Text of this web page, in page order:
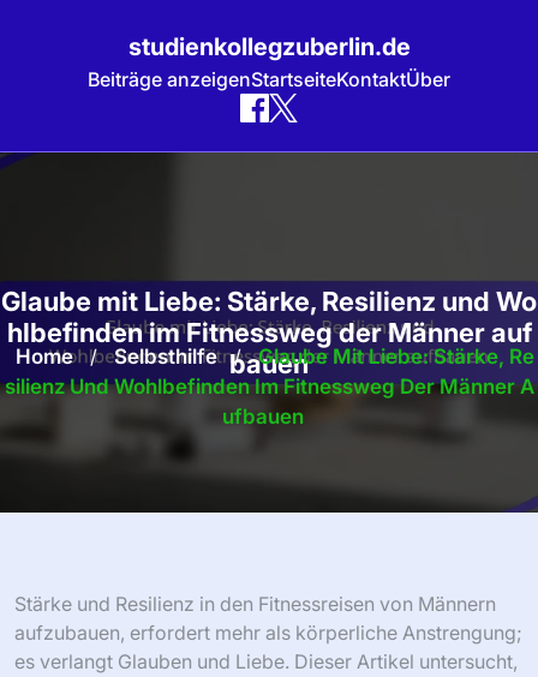
studienkollegzuberlin.de
Beiträge anzeigenStartseiteKontaktÜber
Skip
Glaube mit Liebe: Stärke, Resilienz und Wo
hlbefinden im Fitnessweg der Männer auf
bauen
Home / Selbsthilfe / Glaube Mit Liebe: Stärke, Re
Silienz Und Wohlbefinden Im Fitnessweg Der Männer A
Ufbauen
Stärke und Resilienz in den Fitnessreisen von Männern
aufzubauen, erfordert mehr als körperliche Anstrengung;
es verlangt Glauben und Liebe. Dieser Artikel untersucht,